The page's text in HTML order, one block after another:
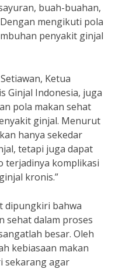
buah-buahan,
mengikuti pola
penyakit ginjal
Ketua
Ginjal Indonesia, juga
pola makan sehat
ginjal. Menurut
hanya sekedar
tetapi juga dapat
terjadinya komplikasi
kronis.”
dipungkiri bahwa
sehat dalam proses
besar. Oleh
kebiasaan makan
sekarang agar